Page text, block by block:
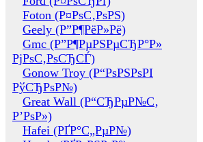
Foton (Р¤РѕС‚РѕРЅ)
Geely (Р”Р¶РёР»Рё)
Gmc (Р”Р¶РµРЅРµСЂР°Р»
РјРѕС‚РѕСЂСЃ)
Gonow Troy (Р“РѕРЅРѕРІ
РўСЂРѕР№)
Great Wall (Р“СЂРµР№С‚
Р’РѕР»)
Hafei (РҐР°С„РµР№)